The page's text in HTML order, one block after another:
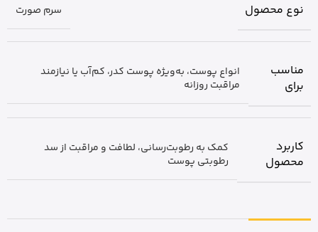
نوع محصول سرم صورت
مناسب
برای
انواع پوست، به‌ویژه پوست کدر، کم‌آب یا نیازمند
مراقبت روزانه
کاربرد
محصول
کمک به رطوبت‌رسانی، لطافت و مراقبت از سد
رطوبتی پوست